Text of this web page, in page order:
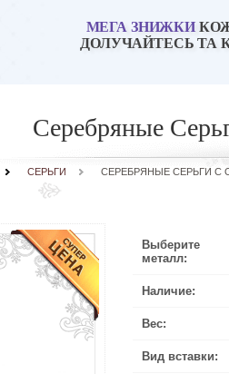
МЕГА ЗНИЖКИ
ДОЛУЧАЙТЕСЬ ТА
Серебряные
СЕРЬГИ СЕРЕБРЯНЫЕ СЕРЬГИ С
Выберите
металл:
Наличие:
Вес:
Вид вставки: